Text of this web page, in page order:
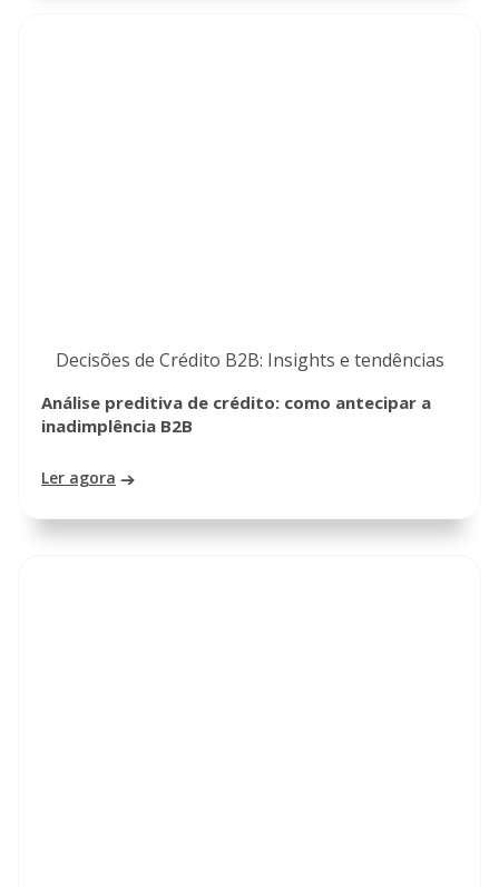
Decisões de Crédito B2B: Insights e tendências
Análise preditiva de crédito: como antecipar a
inadimplência B2B
Ler agora